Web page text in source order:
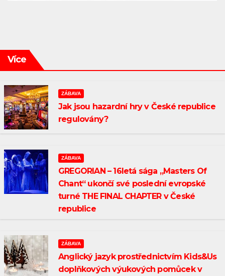
Více
ZÁBAVA
Jak jsou hazardní hry v České republice
regulovány?
ZÁBAVA
GREGORIAN – 16letá sága „Masters Of
Chant“ ukončí své poslední evropské
turné THE FINAL CHAPTER v České
republice
ZÁBAVA
Anglický jazyk prostřednictvím Kids&Us
doplňkových výukových pomůcek v